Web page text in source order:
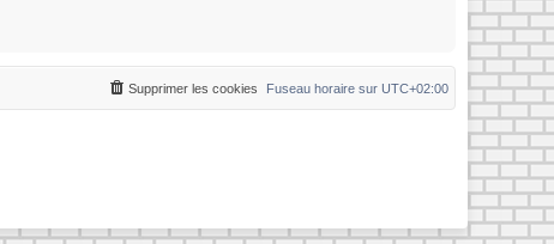
Fuseau horaire sur UTC+02:00
Supprimer les cookies